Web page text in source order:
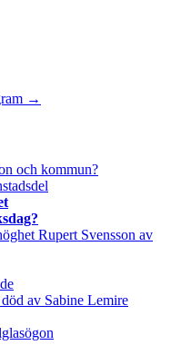
→
och kommun?
Rupert Svensson av
av Sabine Lemire